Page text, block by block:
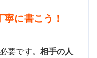
に書こう！
要です。 相手の人